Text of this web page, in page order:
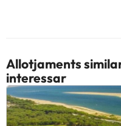
Allotjaments
interessar